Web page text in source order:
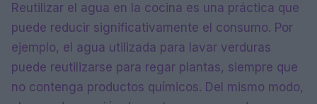
Reutilizar el agua en la cocina es una práctica que
puede reducir significativamente el consumo. Por
ejemplo, el agua utilizada para lavar verduras
puede reutilizarse para regar plantas, siempre que
no contenga productos químicos. Del mismo modo,